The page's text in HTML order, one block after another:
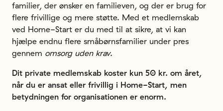
familier, der ønsker en familieven, og der er brug for
flere frivillige og mere støtte. Med et medlemskab
ved Home-Start er du med til at sikre, at vi kan
hjælpe endnu flere småbørnsfamilier under pres
gennem omsorg uden krav.
Dit private medlemskab koster kun 50 kr. om året,
når du er ansat eller frivillig i Home-Start, men
betydningen for organisationen er enorm.